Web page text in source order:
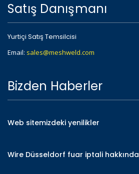
Satış Danışmanı
Yurtiçi Satış Temsilcisi
Email: sales@meshweld.com
Bizden Haberler
Web sitemizdeki yenilikler
Wire Düsseldorf fuar iptali hakkında